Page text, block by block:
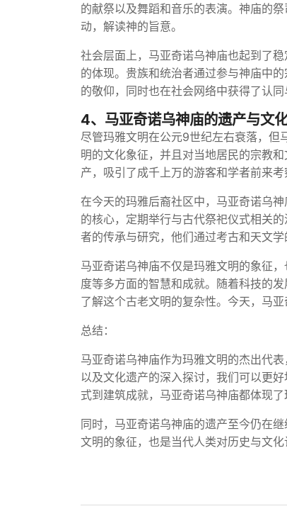
的献祭以及舞蹈和音乐的表演。神庙的
动，解读神的旨意。
社会层面上，马亚奇诺乌神庙也起到了
的体现。贵族和统治者通过参与神庙中
的敬仰，同时也在社会网络中获得了认同
4、马亚奇诺乌神庙的遗产与文
尽管玛雅文明在公元9世纪左右衰落，但
明的文化象征，并且对当地居民的宗教
产，吸引了成千上万的游客和学者前来考
在今天的玛雅后裔社区中，马亚奇诺乌
的核心，定期举行与古代祭祀仪式相关
者的传承与研究，他们通过考古和天文
马亚奇诺乌神庙不仅是玛雅文明的象征
度等多方面的智慧和成就。随着科技的
了解这个古老文明的复杂性。今天，马
总结：
马亚奇诺乌神庙作为玛雅文明的杰出代
以及文化遗产的深入探讨，我们可以更
式到建筑成就，马亚奇诺乌神庙都体现
同时，马亚奇诺乌神庙的遗产至今仍在
文明的象征，也是当代人类对历史与文